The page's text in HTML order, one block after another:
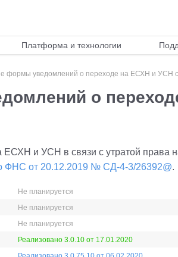
Платформа и технологии
формы уведомлений о переходе на ЕСХН и УСН
о
и УСН в связи с утратой права
ФНС от 20.12.2019 № СД-4-3/26392@.
Не планируется
Не планируется
Не планируется
Реализовано 3.0.10 от 17.01.2020